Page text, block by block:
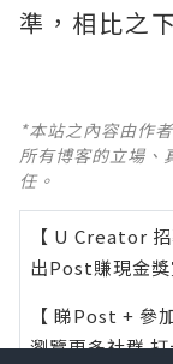
準，相比之
*本站之內容由作
所有博客的立場、
任。
【 U Creator 招
出Post賺現金
【 睇Post + 參
瀏覽更多社群